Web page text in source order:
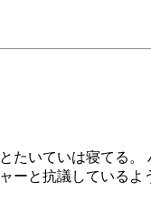
いていは寝てる。
ーと抗議している